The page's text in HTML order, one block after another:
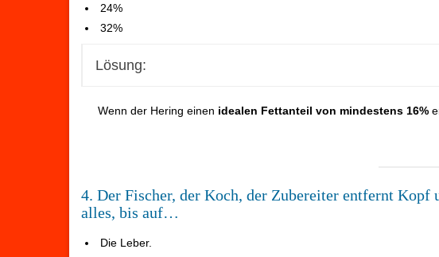
24%
32%
Lösung:
Wenn der Hering einen idealen Fettanteil von mindestens 16%
4. Der Fischer, der Koch, der Zubereiter entfernt
alles, bis auf…
Die Leber.